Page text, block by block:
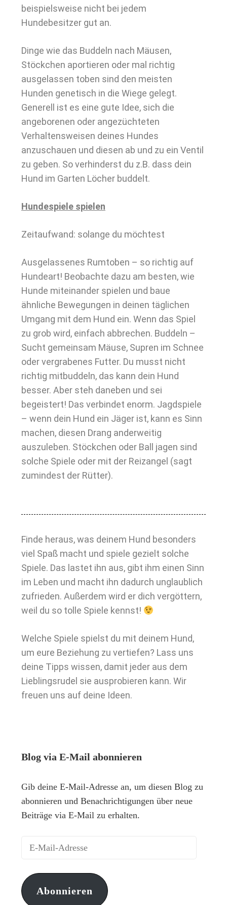
beispielsweise nicht bei jedem
Hundebesitzer gut an.
Dinge wie das Buddeln nach Mäusen,
Stöckchen aportieren oder mal richtig
ausgelassen toben sind den meisten
Hunden genetisch in die Wiege gelegt.
Generell ist es eine gute Idee, sich die
angeborenen oder angezüchteten
Verhaltensweisen deines Hundes
anzuschauen und diesen ab und zu ein Ventil
zu geben. So verhinderst du z.B. dass dein
Hund im Garten Löcher buddelt.
Hundespiele spielen
Zeitaufwand: solange du möchtest
Ausgelassenes Rumtoben – so richtig auf
Hundeart! Beobachte dazu am besten, wie
Hunde miteinander spielen und baue
ähnliche Bewegungen in deinen täglichen
Umgang mit dem Hund ein. Wenn das Spiel
zu grob wird, einfach abbrechen. Buddeln –
Sucht gemeinsam Mäuse, Supren im Schnee
oder vergrabenes Futter. Du musst nicht
richtig mitbuddeln, das kann dein Hund
besser. Aber steh daneben und sei
begeistert! Das verbindet enorm. Jagdspiele
– wenn dein Hund ein Jäger ist, kann es Sinn
machen, diesen Drang anderweitig
auszuleben. Stöckchen oder Ball jagen sind
solche Spiele oder mit der Reizangel (sagt
zumindest der Rütter).
Finde heraus, was deinem Hund besonders
viel Spaß macht und spiele gezielt solche
Spiele. Das lastet ihn aus, gibt ihm einen Sinn
im Leben und macht ihn dadurch unglaublich
zufrieden. Außerdem wird er dich vergöttern,
weil du so tolle Spiele kennst!
Welche Spiele spielst du mit deinem Hund,
um eure Beziehung zu vertiefen? Lass uns
deine Tipps wissen, damit jeder aus dem
Lieblingsrudel sie ausprobieren kann. Wir
freuen uns auf deine Ideen.
Blog via E-Mail abonnieren
Gib deine E-Mail-Adresse an, um diesen Blog zu
abonnieren und Benachrichtigungen über neue
Beiträge via E-Mail zu erhalten.
Abonnieren